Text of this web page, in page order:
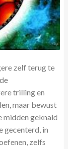
zelf terug te
trilling en
maar bewust
midden geknald
gecenterd, in
zelfs